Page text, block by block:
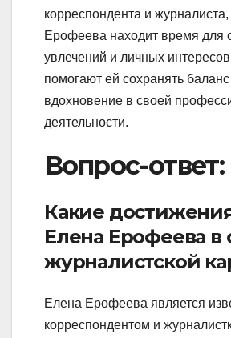
корреспондента и
Ерофеева находит время для
увлечений и личных
помогают ей сохранять баланс
вдохновение в своей
деятельности.
Вопрос-ответ:
Какие
Елена Ерофеева в
журналистской
Елена Ерофеева является
корреспондентом и